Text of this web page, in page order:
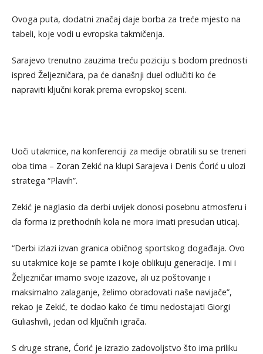
Ovoga puta, dodatni značaj daje borba za treće mjesto na
tabeli, koje vodi u evropska takmičenja.
Sarajevo trenutno zauzima treću poziciju s bodom prednosti
ispred Željezničara, pa će današnji duel odlučiti ko će
napraviti ključni korak prema evropskoj sceni.
Uoči utakmice, na konferenciji za medije obratili su se treneri
oba tima – Zoran Zekić na klupi Sarajeva i Denis Ćorić u ulozi
stratega “Plavih”.
Zekić je naglasio da derbi uvijek donosi posebnu atmosferu i
da forma iz prethodnih kola ne mora imati presudan uticaj.
“Derbi izlazi izvan granica običnog sportskog događaja. Ovo
su utakmice koje se pamte i koje oblikuju generacije. I mi i
Željezničar imamo svoje izazove, ali uz poštovanje i
maksimalno zalaganje, želimo obradovati naše navijače”,
rekao je Zekić, te dodao kako će timu nedostajati Giorgi
Guliashvili, jedan od ključnih igrača.
S druge strane, Ćorić je izrazio zadovoljstvo što ima priliku